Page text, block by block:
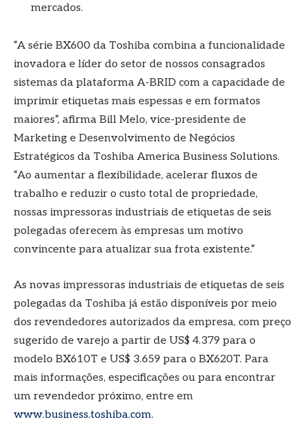
mercados.
“A série BX600 da Toshiba combina a funcionalidade
inovadora e líder do setor de nossos consagrados
sistemas da plataforma A-BRID com a capacidade de
imprimir etiquetas mais espessas e em formatos
maiores”, afirma Bill Melo, vice-presidente de
Marketing e Desenvolvimento de Negócios
Estratégicos da Toshiba America Business Solutions.
“Ao aumentar a flexibilidade, acelerar fluxos de
trabalho e reduzir o custo total de propriedade,
nossas impressoras industriais de etiquetas de seis
polegadas oferecem às empresas um motivo
convincente para atualizar sua frota existente.”
As novas impressoras industriais de etiquetas de seis
polegadas da Toshiba já estão disponíveis por meio
dos revendedores autorizados da empresa, com preço
sugerido de varejo a partir de US$ 4.379 para o
modelo BX610T e US$ 3.659 para o BX620T. Para
mais informações, especificações ou para encontrar
um revendedor próximo, entre em
www.business.toshiba.com.